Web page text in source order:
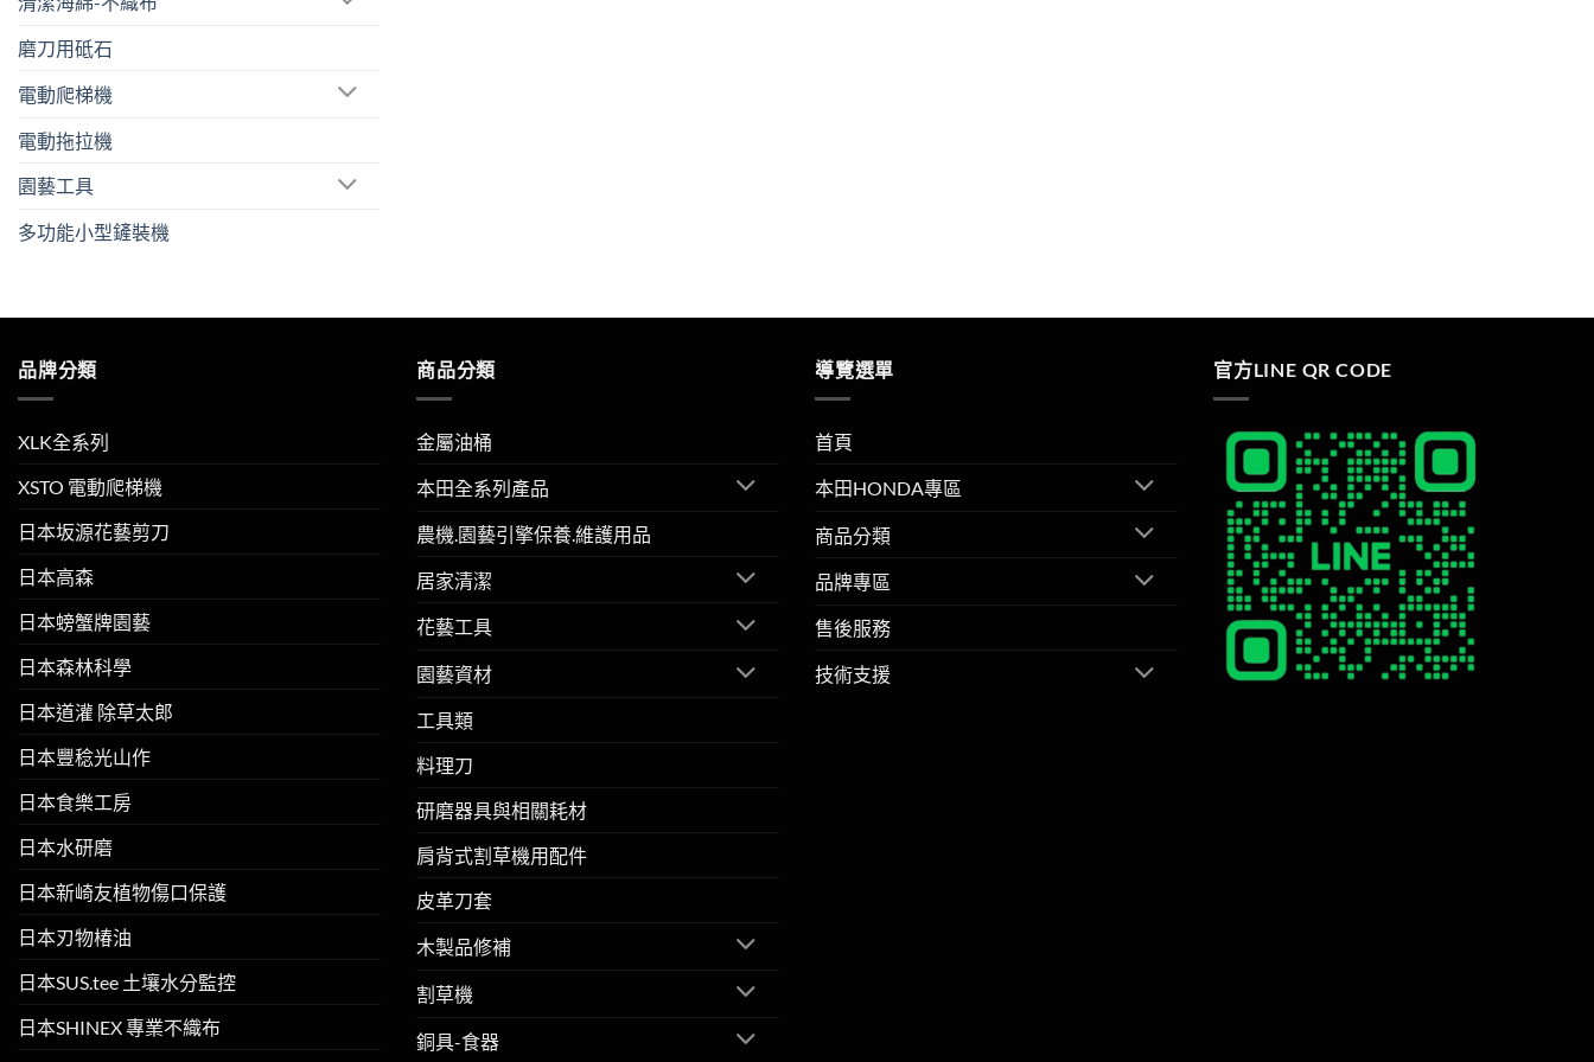
磨刀用砥石
電動爬梯機
電動拖拉機
園藝工具
多功能小型鏟裝機
品牌分類
XLK全系列
XSTO 電動爬梯機
日本坂源花藝剪刀
日本高森
日本螃蟹牌園藝
日本森林科學
日本道灌 除草太郎
日本豐稔光山作
日本食樂工房
日本水研磨
日本新崎友植物傷口保護
日本刃物椿油
日本SUS.tee 土壤水分監控
日本SHINEX 專業不織布
商品分類
金屬油桶
本田全系列產品
農機.園藝引擎保養.維護用品
居家清潔
花藝工具
園藝資材
工具類
料理刀
研磨器具與相關耗材
肩背式割草機用配件
皮革刀套
木製品修補
割草機
銅具-食器
導覽選單
首頁
本田HONDA專區
商品分類
品牌專區
售後服務
技術支援
官方LINE QR CODE